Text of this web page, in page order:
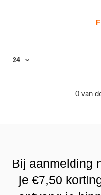
0 van
Bij aanmelding
je €7,50